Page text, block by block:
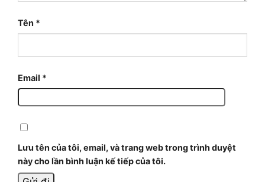
Tên *
Email *
Lưu tên của tôi, email, và trang web trong trình duyệt
này cho lần bình luận kế tiếp của tôi.